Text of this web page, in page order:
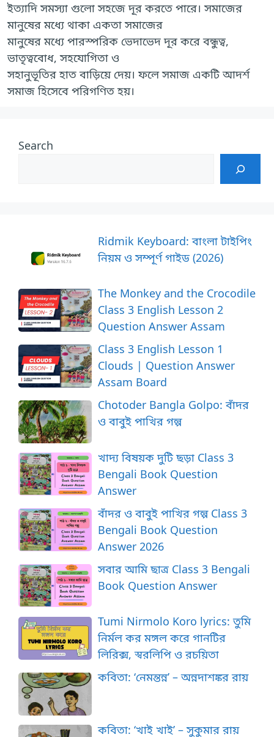
ইত্যাদি সমস্যা গুলো সহজে দূর করতে পারে। সমাজের
মানুষের মধ্যে থাকা একতা সমাজের
মানুষের মধ্যে পারস্পরিক ভেদাভেদ দূর করে বন্ধুত্ব,
ভাতৃত্ববোধ, সহযোগিতা ও
সহানুভূতির হাত বাড়িয়ে দেয়। ফলে সমাজ একটি আদর্শ
সমাজ হিসেবে পরিগণিত হয়।
Search
Ridmik Keyboard: বাংলা টাইপিং
নিয়ম ও সম্পূর্ণ গাইড (2026)
The Monkey and the Crocodile
Class 3 English Lesson 2
Question Answer Assam
Class 3 English Lesson 1
Clouds | Question Answer
Assam Board
Chotoder Bangla Golpo: বাঁদর
ও বাবুই পাখির গল্প
খাদ্য বিষয়ক দুটি ছড়া Class 3
Bengali Book Question
Answer
বাঁদর ও বাবুই পাখির গল্প Class 3
Bengali Book Question
Answer 2026
সবার আমি ছাত্র Class 3 Bengali
Book Question Answer
Tumi Nirmolo Koro lyrics: তুমি
নির্মল কর মঙ্গল করে গানটির
লিরিক্স, স্বরলিপি ও রচয়িতা
কবিতা: ‘নেমন্তন্ন’ – অন্নদাশঙ্কর রায়
কবিতা: ‘খাই খাই’ – সুকুমার রায়